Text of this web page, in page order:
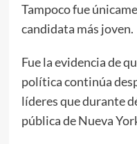
Tampoco fue
candidata más joven.
Fue la evidencia de
política continúa
líderes que durante
pública de Nueva